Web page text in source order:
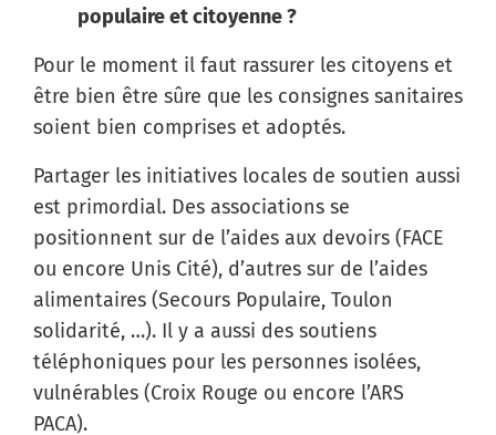
populaire et citoyenne ?
Pour le moment il faut rassurer les citoyens et
être bien être sûre que les consignes sanitaires
soient bien comprises et adoptés.
Partager les initiatives locales de soutien aussi
est primordial. Des associations se
positionnent sur de l’aides aux devoirs (FACE
ou encore Unis Cité), d’autres sur de l’aides
alimentaires (Secours Populaire, Toulon
solidarité, …). Il y a aussi des soutiens
téléphoniques pour les personnes isolées,
vulnérables (Croix Rouge ou encore l’ARS
PACA).